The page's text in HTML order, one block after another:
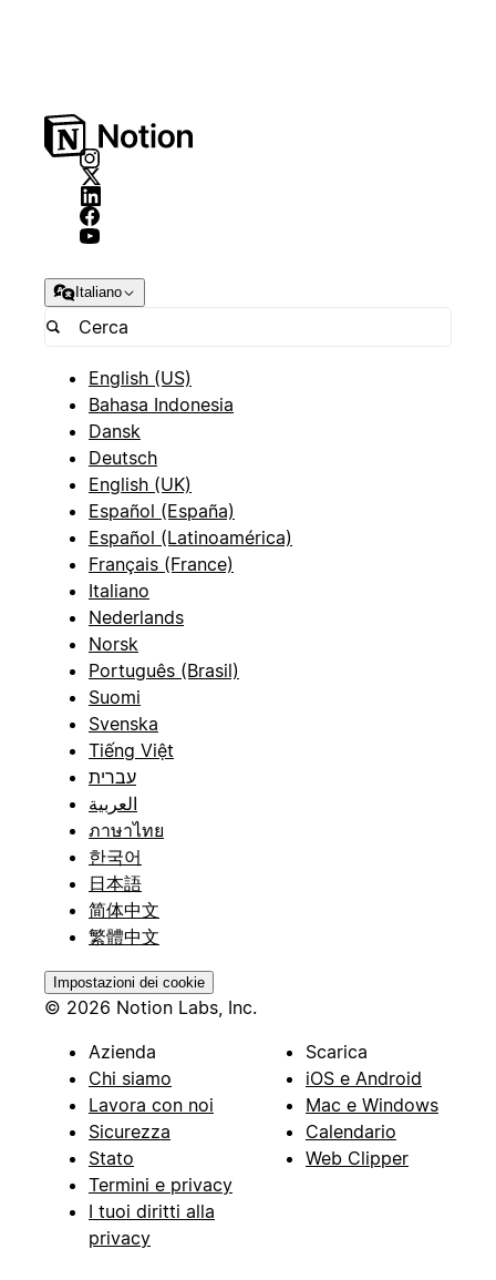
Italiano
English (US)
Bahasa Indonesia
Dansk
Deutsch
English (UK)
Español (España)
Español (Latinoamérica)
Français (France)
Italiano
Nederlands
Norsk
Português (Brasil)
Suomi
Svenska
Tiếng Việt
עברית
العربية
ภาษาไทย
한국어
日本語
简体中文
繁體中文
Impostazioni dei cookie
© 2026 Notion Labs, Inc.
Azienda
Chi siamo
Lavora con noi
Sicurezza
Stato
Termini e privacy
I tuoi diritti alla
privacy
Scarica
iOS e Android
Mac e Windows
Calendario
Web Clipper